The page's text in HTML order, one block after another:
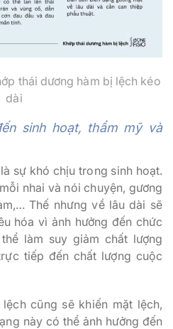
thái dương hàm bị lệch kéo
dài
sinh hoạt, thẩm mỹ và
sự khó chịu trong sinh hoạt.
nhai và nói chuyện, gương
Thế nhưng về lâu dài sẽ
hóa vì ảnh hưởng đến chức
làm suy giảm chất lượng
tiếp đến chất lượng cuộc
cũng sẽ khiến mặt lệch,
này có thể ảnh hưởng đến